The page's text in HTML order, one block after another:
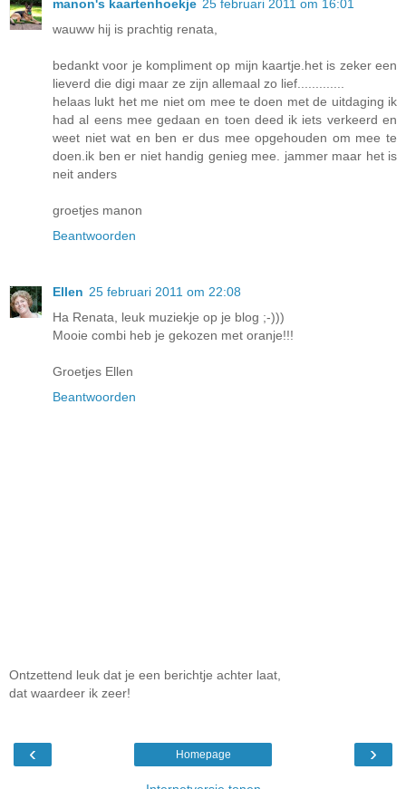
manon's kaartenhoekje 25 februari 2011 om 16:01
wauww hij is prachtig renata,
bedankt voor je kompliment op mijn kaartje.het is zeker een
lieverd die digi maar ze zijn allemaal zo lief.............
helaas lukt het me niet om mee te doen met de uitdaging ik
had al eens mee gedaan en toen deed ik iets verkeerd en
weet niet wat en ben er dus mee opgehouden om mee te
doen.ik ben er niet handig genieg mee. jammer maar het is
neit anders
groetjes manon
Beantwoorden
Ellen 25 februari 2011 om 22:08
Ha Renata, leuk muziekje op je blog ;-)))
Mooie combi heb je gekozen met oranje!!!
Groetjes Ellen
Beantwoorden
Ontzettend leuk dat je een berichtje achter laat,
dat waardeer ik zeer!
‹ ›
Homepage